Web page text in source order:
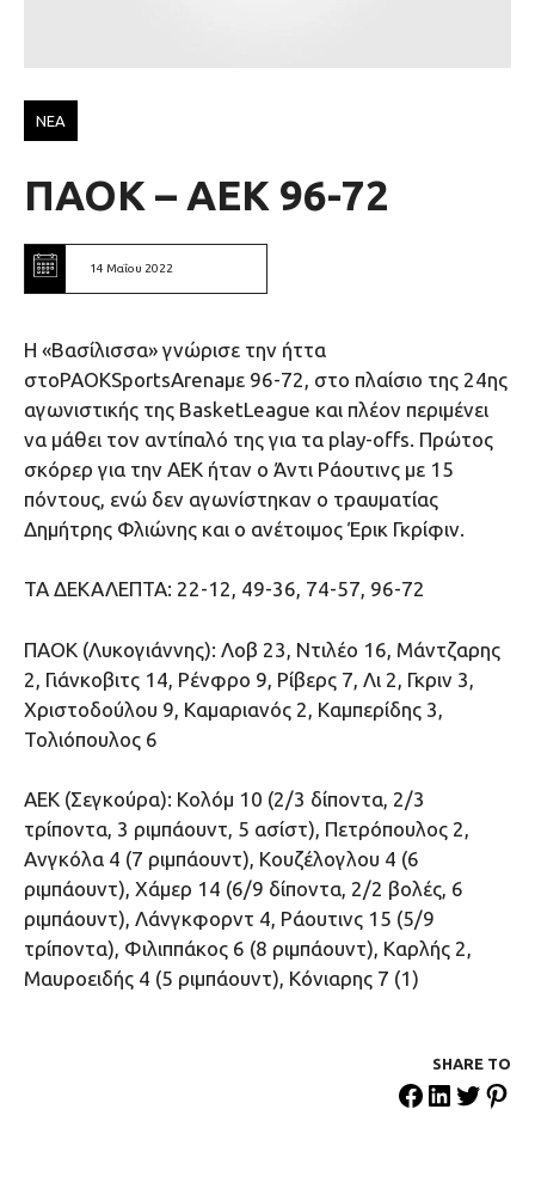
ΝΕΑ
ΠΑΟΚ – ΑΕΚ 96-72
14 Μαΐου 2022
Η «Βασίλισσα» γνώρισε την ήττα
στoPAOKSportsArenaμε 96-72, στο πλαίσιο της 24ης
αγωνιστικής της BasketLeague και πλέον περιμένει
να μάθει τον αντίπαλό της για τα play-offs. Πρώτος
σκόρερ για την ΑΕΚ ήταν ο Άντι Ράουτινς με 15
πόντους, ενώ δεν αγωνίστηκαν ο τραυματίας
Δημήτρης Φλιώνης και ο ανέτοιμος Έρικ Γκρίφιν.
ΤΑ ΔΕΚΑΛΕΠΤΑ: 22-12, 49-36, 74-57, 96-72
ΠΑΟΚ (Λυκογιάννης): Λοβ 23, Ντιλέο 16, Μάντζαρης
2, Γιάνκοβιτς 14, Ρένφρο 9, Ρίβερς 7, Λι 2, Γκριν 3,
Χριστοδούλου 9, Καμαριανός 2, Καμπερίδης 3,
Τολιόπουλος 6
ΑΕΚ (Σεγκούρα): Κολόμ 10 (2/3 δίποντα, 2/3
τρίποντα, 3 ριμπάουντ, 5 ασίστ), Πετρόπουλος 2,
Ανγκόλα 4 (7 ριμπάουντ), Κουζέλογλου 4 (6
ριμπάουντ), Χάμερ 14 (6/9 δίποντα, 2/2 βολές, 6
ριμπάουντ), Λάνγκφορντ 4, Ράουτινς 15 (5/9
τρίποντα), Φιλιππάκος 6 (8 ριμπάουντ), Καρλής 2,
Μαυροειδής 4 (5 ριμπάουντ), Κόνιαρης 7 (1)
SHARE ΤΟ